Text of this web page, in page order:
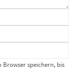
Browser speichern, bis